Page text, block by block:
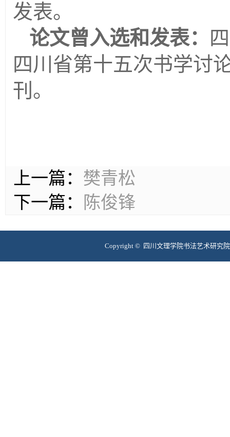
发表。
论文曾入选和发表：
四川省第十五次书学讨
刊。
上一篇： 樊青松
下一篇：
陈俊锋
Copyright © 四川文理学院书法艺术研究